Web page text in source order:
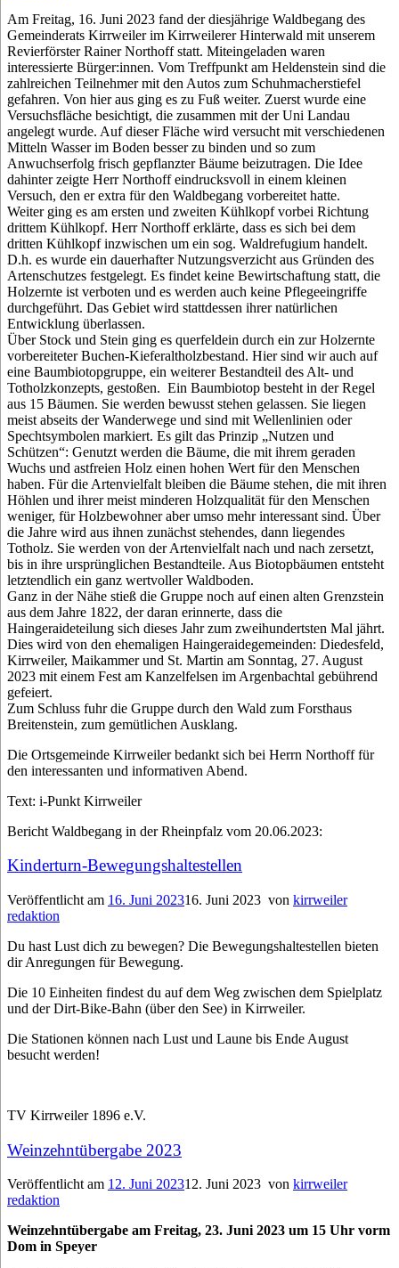
Am Freitag, 16. Juni 2023 fand der diesjährige Waldbegang des
Gemeinderats Kirrweiler im Kirrweilerer Hinterwald mit unserem
Revierförster Rainer Northoff statt. Miteingeladen waren
interessierte Bürger:innen. Vom Treffpunkt am Heldenstein sind die
zahlreichen Teilnehmer mit den Autos zum Schuhmacherstiefel
gefahren. Von hier aus ging es zu Fuß weiter. Zuerst wurde eine
Versuchsfläche besichtigt, die zusammen mit der Uni Landau
angelegt wurde. Auf dieser Fläche wird versucht mit verschiedenen
Mitteln Wasser im Boden besser zu binden und so zum
Anwuchserfolg frisch gepflanzter Bäume beizutragen. Die Idee
dahinter zeigte Herr Northoff eindrucksvoll in einem kleinen
Versuch, den er extra für den Waldbegang vorbereitet hatte.
Weiter ging es am ersten und zweiten Kühlkopf vorbei Richtung
drittem Kühlkopf. Herr Northoff erklärte, dass es sich bei dem
dritten Kühlkopf inzwischen um ein sog. Waldrefugium handelt.
D.h. es wurde ein dauerhafter Nutzungsverzicht aus Gründen des
Artenschutzes festgelegt. Es findet keine Bewirtschaftung statt, die
Holzernte ist verboten und es werden auch keine Pflegeeingriffe
durchgeführt. Das Gebiet wird stattdessen ihrer natürlichen
Entwicklung überlassen.
Über Stock und Stein ging es querfeldein durch ein zur Holzernte
vorbereiteter Buchen-Kieferaltholzbestand. Hier sind wir auch auf
eine Baumbiotopgruppe, ein weiterer Bestandteil des Alt- und
Totholzkonzepts, gestoßen. Ein Baumbiotop besteht in der Regel
aus 15 Bäumen. Sie werden bewusst stehen gelassen. Sie liegen
meist abseits der Wanderwege und sind mit Wellenlinien oder
Spechtsymbolen markiert. Es gilt das Prinzip „Nutzen und
Schützen“: Genutzt werden die Bäume, die mit ihrem geraden
Wuchs und astfreien Holz einen hohen Wert für den Menschen
haben. Für die Artenvielfalt bleiben die Bäume stehen, die mit ihren
Höhlen und ihrer meist minderen Holzqualität für den Menschen
weniger, für Holzbewohner aber umso mehr interessant sind. Über
die Jahre wird aus ihnen zunächst stehendes, dann liegendes
Totholz. Sie werden von der Artenvielfalt nach und nach zersetzt,
bis in ihre ursprünglichen Bestandteile. Aus Biotopbäumen entsteht
letztendlich ein ganz wertvoller Waldboden.
Ganz in der Nähe stieß die Gruppe noch auf einen alten Grenzstein
aus dem Jahre 1822, der daran erinnerte, dass die
Haingeraideteilung sich dieses Jahr zum zweihundertsten Mal jährt.
Dies wird von den ehemaligen Haingeraidegemeinden: Diedesfeld,
Kirrweiler, Maikammer und St. Martin am Sonntag, 27. August
2023 mit einem Fest am Kanzelfelsen im Argenbachtal gebührend
gefeiert.
Zum Schluss fuhr die Gruppe durch den Wald zum Forsthaus
Breitenstein, zum gemütlichen Ausklang.
Die Ortsgemeinde Kirrweiler bedankt sich bei Herrn Northoff für
den interessanten und informativen Abend.
Text: i-Punkt Kirrweiler
Bericht Waldbegang in der Rheinpfalz vom 20.06.2023:
Kinderturn-Bewegungshaltestellen
Veröffentlicht am 16. Juni 202316. Juni 2023 von kirrweiler
redaktion
Du hast Lust dich zu bewegen? Die Bewegungshaltestellen bieten
dir Anregungen für Bewegung.
Die 10 Einheiten findest du auf dem Weg zwischen dem Spielplatz
und der Dirt-Bike-Bahn (über den See) in Kirrweiler.
Die Stationen können nach Lust und Laune bis Ende August
besucht werden!
TV Kirrweiler 1896 e.V.
Weinzehntübergabe 2023
Veröffentlicht am 12. Juni 202312. Juni 2023 von kirrweiler
redaktion
Weinzehntübergabe am Freitag, 23. Juni 2023 um 15 Uhr vorm
Dom in Speyer